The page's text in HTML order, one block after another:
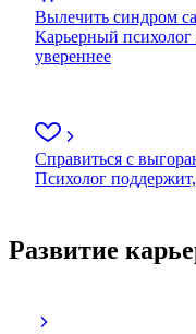
Вылечить синдром
Карьерный психолог
увереннее
Справиться с
Психолог
Развитие